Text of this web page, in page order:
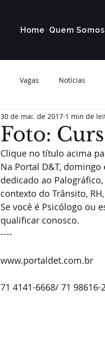
Home Quem Somos
Vagas Notícias
Foto:
30 de mai. de 2017 1 min de
Clique no título
Na Portal D&T,
dedicado ao
contexto do Trânsito,
Se você é Psicólogo ou
qualificar conosco.
----
www.portaldet.com.br
71 4141-6668/ 71 98616-